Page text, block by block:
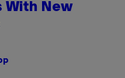
With New